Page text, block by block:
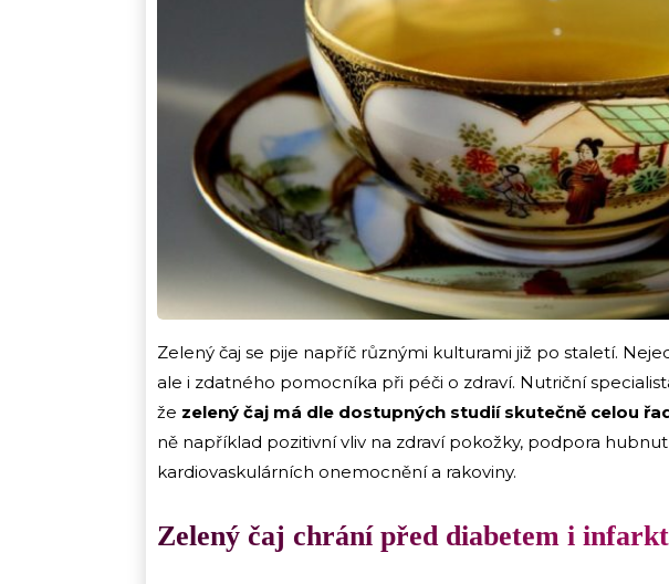
Zelený čaj se pije napříč různými kulturami již po staletí.
ale i zdatného pomocníka při péči o zdraví. Nutriční
že zelený čaj má dle dostupných studií skutečně celou
ně například pozitivní vliv na zdraví pokožky, podpora
kardiovaskulárních onemocnění a rakoviny.
Zelený čaj chrání před diabetem i